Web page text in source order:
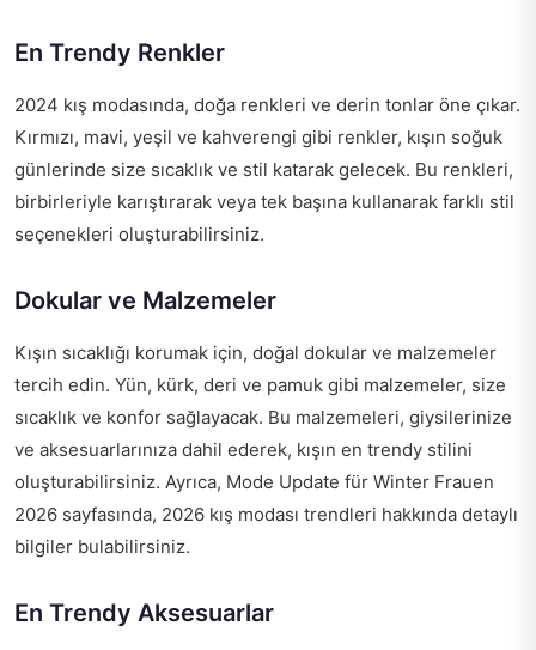
En Trendy Renkler
2024 kış modasında, doğa renkleri ve derin tonlar öne çıkar.
Kırmızı, mavi, yeşil ve kahverengi gibi renkler, kışın soğuk
günlerinde size sıcaklık ve stil katarak gelecek. Bu renkleri,
birbirleriyle karıştırarak veya tek başına kullanarak farklı stil
seçenekleri oluşturabilirsiniz.
Dokular ve Malzemeler
Kışın sıcaklığı korumak için, doğal dokular ve malzemeler
tercih edin. Yün, kürk, deri ve pamuk gibi malzemeler, size
sıcaklık ve konfor sağlayacak. Bu malzemeleri, giysilerinize
ve aksesuarlarınıza dahil ederek, kışın en trendy stilini
oluşturabilirsiniz. Ayrıca, Mode Update für Winter Frauen
2026 sayfasında, 2026 kış modası trendleri hakkında detaylı
bilgiler bulabilirsiniz.
En Trendy Aksesuarlar